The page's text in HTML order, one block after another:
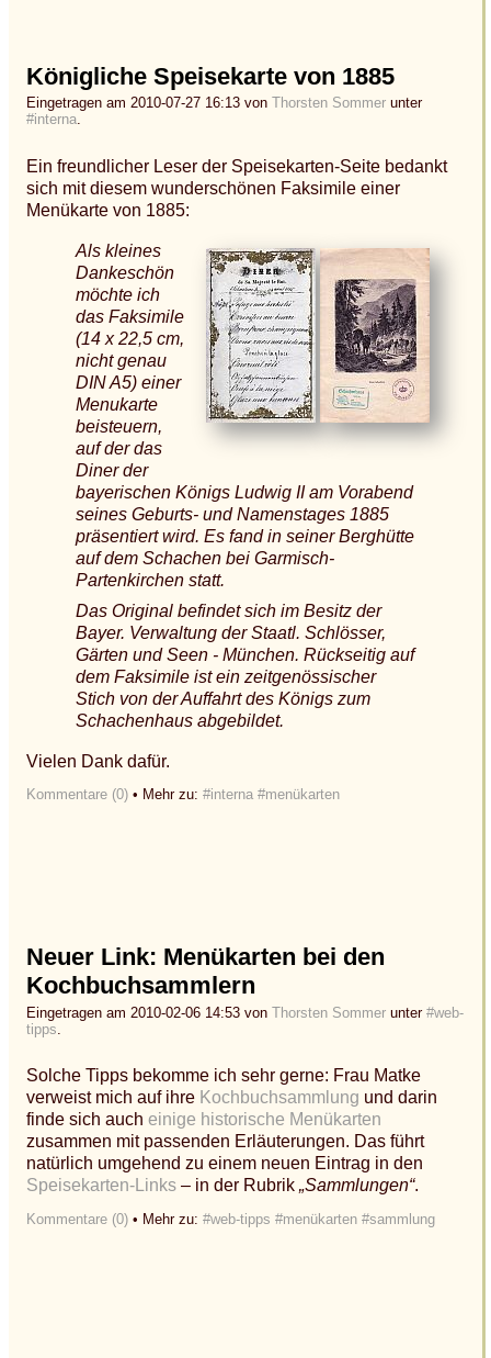
Königliche Speisekarte von 1885
Eingetragen am 2010-07-27 16:13 von Thorsten Sommer unter
#interna.
Ein freundlicher Leser der Speisekarten-Seite bedankt
sich mit diesem wunderschönen Faksimile einer
Menükarte von 1885:
Als kleines
Dankeschön
möchte ich
das Faksimile
(14 x 22,5 cm,
nicht genau
DIN A5) einer
Menukarte
beisteuern,
auf der das
Diner der
bayerischen Königs Ludwig II am Vorabend
seines Geburts- und Namenstages 1885
präsentiert wird. Es fand in seiner Berghütte
auf dem Schachen bei Garmisch-
Partenkirchen statt.
Das Original befindet sich im Besitz der
Bayer. Verwaltung der Staatl. Schlösser,
Gärten und Seen - München. Rückseitig auf
dem Faksimile ist ein zeitgenössischer
Stich von der Auffahrt des Königs zum
Schachenhaus abgebildet.
Vielen Dank dafür.
Kommentare (0) • Mehr zu: #interna #menükarten
Neuer Link: Menükarten bei den
Kochbuchsammlern
Eingetragen am 2010-02-06 14:53 von Thorsten Sommer unter #web-
tipps
Solche Tipps bekomme ich sehr gerne: Frau Matke
verweist mich auf ihre Kochbuchsammlung und darin
finde sich auch einige historische Menükarten
zusammen mit passenden Erläuterungen. Das führt
natürlich umgehend zu einem neuen Eintrag in den
Speisekarten-Links – in der Rubrik „Sammlungen“.
Kommentare (0) • Mehr zu: #web-tipps #menükarten #sammlung